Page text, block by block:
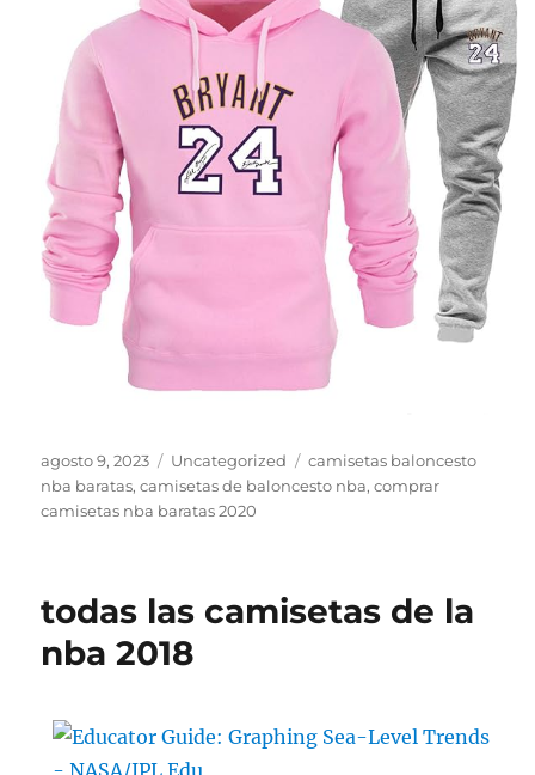
Publicado
el
agosto 9, 2023 Categorías
Uncategorized Etiquetas
camisetas baloncesto
nba baratas,camisetas de baloncesto nba,comprar
camisetas nba baratas 2020
todas las camisetas de la
nba 2018